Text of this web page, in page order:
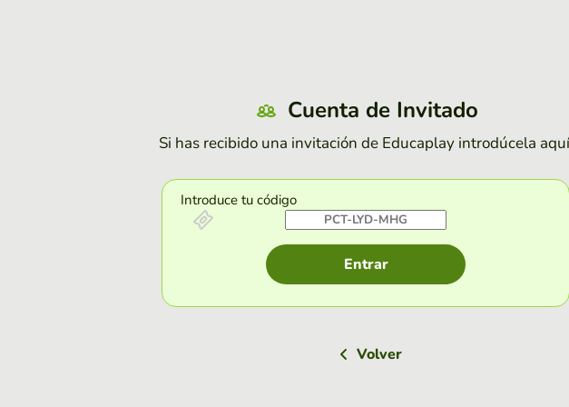
Cuenta de Invitado
Si has recibido una invitación de Educaplay introdúcela
Introduce tu código
Entrar
Volver